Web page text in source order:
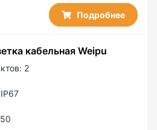
Подробнее
кабельная Weipu
2
IP67